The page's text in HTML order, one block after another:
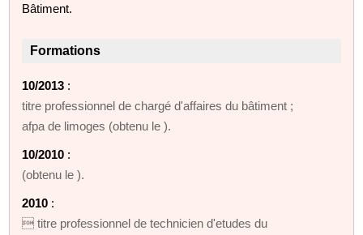
Bâtiment.
Formations
10/2013 :
titre professionnel de chargé d'affaires du bâtiment ;
afpa de limoges (obtenu le ).
10/2010 :
(obtenu le ).
2010 :
 titre professionnel de technicien d'etudes du